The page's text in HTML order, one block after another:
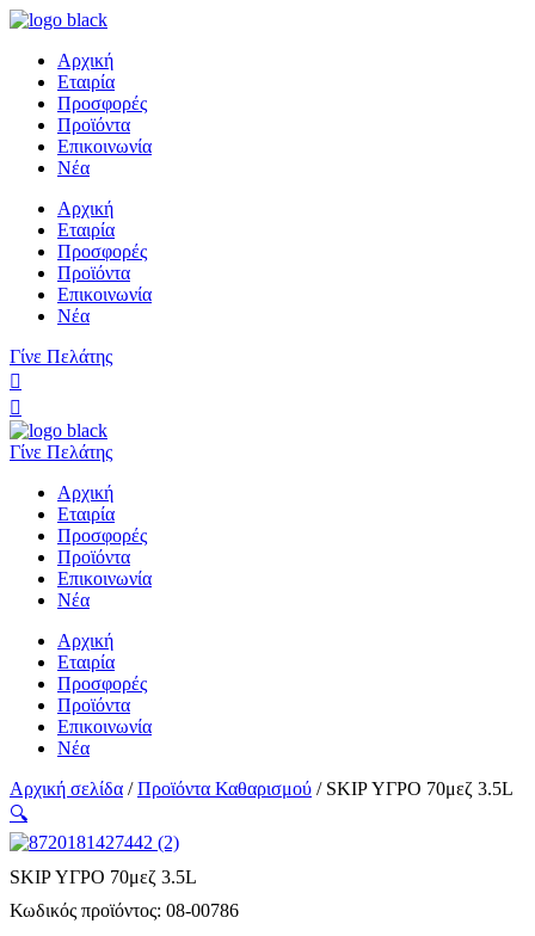
Αρχική
Εταιρία
Προσφορές
Προϊόντα
Επικοινωνία
Νέα
Αρχική
Εταιρία
Προσφορές
Προϊόντα
Επικοινωνία
Νέα
Γίνε Πελάτης
Γίνε Πελάτης
Αρχική
Εταιρία
Προσφορές
Προϊόντα
Επικοινωνία
Νέα
Αρχική
Εταιρία
Προσφορές
Προϊόντα
Επικοινωνία
Νέα
Αρχική σελίδα /Προϊόντα Καθαρισμού / SKIP ΥΓΡΟ 70μεζ 3.5L
🔍
SKIP ΥΓΡΟ 70μεζ 3.5L
Κωδικός προϊόντος: 08-00786